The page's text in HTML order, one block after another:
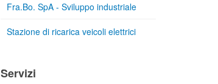
Fra.Bo. SpA - Sviluppo industriale
Stazione di ricarica veicoli elettrici
Servizi